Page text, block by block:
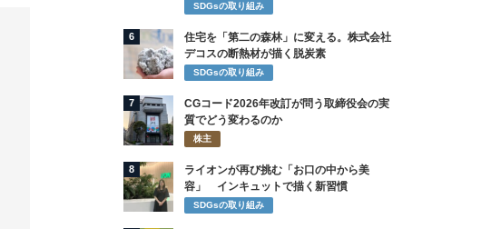
SDGsの取り組み
6
住宅を「第二の森林」に変える。株式会社
デコスの断熱材が描く脱炭素
SDGsの取り組み
7
CGコード2026年改訂が問う取締役会の実
質でどう変わるのか
株主
8
ライオンが再び挑む「お口の中から美
容」 インキュットで描く新習慣
SDGsの取り組み